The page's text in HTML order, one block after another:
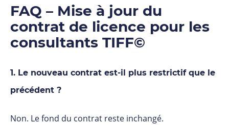
FAQ – Mise à jour du
contrat de licence pour les
consultants TIFF©
1. Le nouveau contrat est-il plus restrictif que le
précédent ?
Non. Le fond du contrat reste inchangé.